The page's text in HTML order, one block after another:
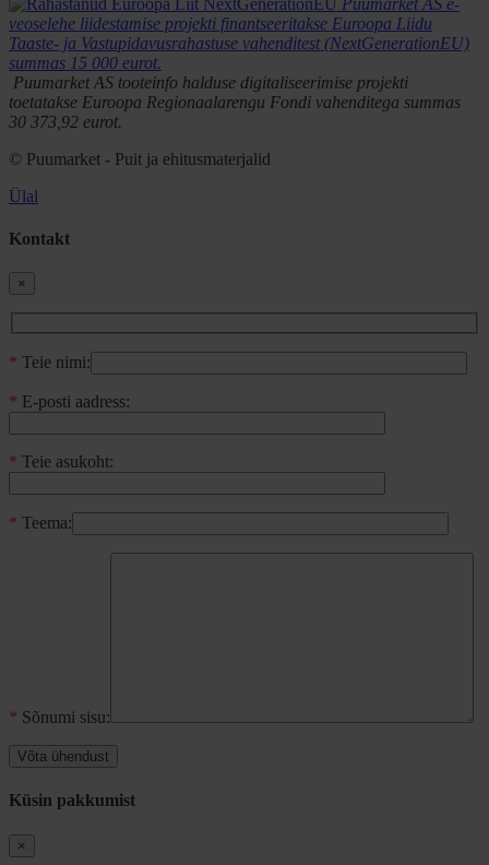
veoselehe liidestamise projekti finantseeritakse Euroopa Liidu
Taaste- ja Vastupidavusrahastuse vahenditest (NextGenerationEU)
summas 15 000 eurot.
Puumarket AS tooteinfo halduse digitaliseerimise projekti
toetatakse Euroopa Regionaalarengu Fondi vahenditega summas
30 373,92 eurot.
© Puumarket - Puit ja ehitusmaterjalid
Ülal
Kontakt
×
* Teie nimi:
* E-posti aadress:
* Teie asukoht:
* Teema:
* Sõnumi sisu:
Küsin pakkumist
×